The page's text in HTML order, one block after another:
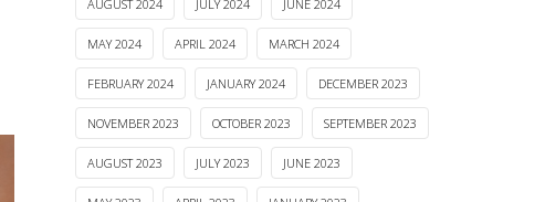
AUGUST 2024 JULY 2024 JUNE 2024
MAY 2024 APRIL 2024 MARCH 2024
FEBRUARY 2024 JANUARY 2024 DECEMBER 2023
NOVEMBER 2023 OCTOBER 2023 SEPTEMBER 2023
AUGUST 2023 JULY 2023 JUNE 2023